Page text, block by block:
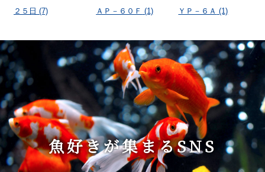
２５日 (7) ＡＰ－６０Ｆ (1) ＹＰ－６Ａ (1)
魚好きが集まるSNS